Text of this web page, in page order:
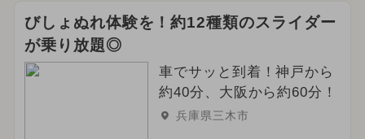
びしょぬれ体験を！約12種類のスライダー
が乗り放題◎
車でサッと到着！神戸から
約40分、大阪から約60分！
兵庫県三木市